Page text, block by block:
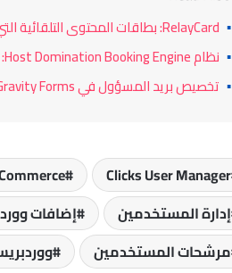
▪ RelayCard: بطاقات المحتوى التلقائية التي تجمع بين جاذبية الإعلانات وقوة الروابط الداخلية
▪ نظام Host Domination Booking Engine: حل متكامل لإدارة الحجوزات ومزامنة التقويم للمضيفين
▪ تخصيص بريد المسؤول في Gravity Forms بسهولة: حل احترافي لإدارة الإشعارات
Clicks User Manager
إدارة المستخدمين
إضافات
مرشحات المستخدمين